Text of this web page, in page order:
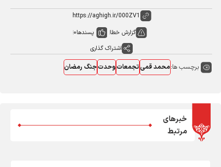
گزارش خطا پسندها0
اشتراک گذاری
برچسب ها:محمد قمیتجمعاتوحدتجنگ رمضان
خبرهای
مرتبط